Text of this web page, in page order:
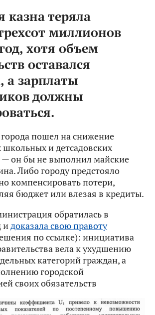
казна теряла
миллионов
хотя объем
оставался
зарплаты
должны
пошел на снижение
школьных и детсадовских
он бы не выполнил майские
Либо городу предстояло
компенсировать потери,
бюджет или влезая в кредиты.
обратилась в
идоказала свою правоту
по ссылке): инициатива
вела к ухудшению
категорий граждан, а
городской
своих обязательств